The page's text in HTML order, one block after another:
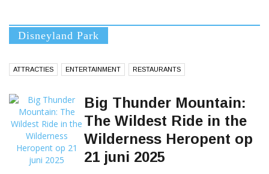
Disneyland Park
ATTRACTIES ENTERTAINMENT RESTAURANTS
Big Thunder Mountain:
The Wildest Ride in the
Wilderness Heropent op
21 juni 2025